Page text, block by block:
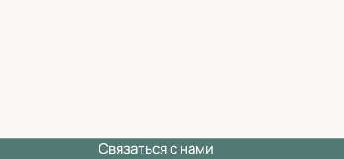
Связаться с нами